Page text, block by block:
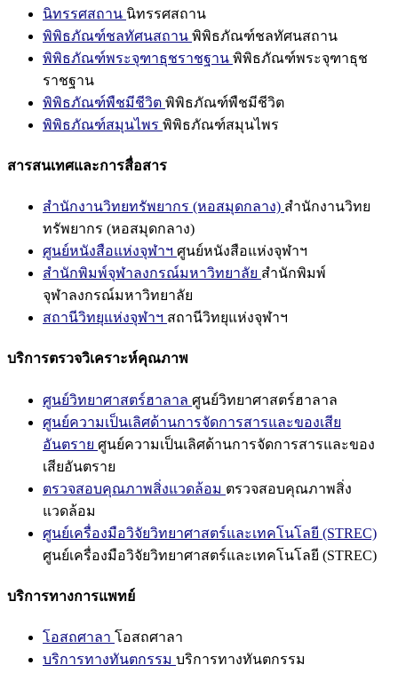
นิทรรศสถาน นิทรรศสถาน
พิพิธภัณฑ์ชลทัศนสถาน พิพิธภัณฑ์ชลทัศนสถาน
พิพิธภัณฑ์พระจุฑาธุชราชฐาน พิพิธภัณฑ์พระจุฑาธุช
ราชฐาน
พิพิธภัณฑ์พืชมีชีวิต พิพิธภัณฑ์พืชมีชีวิต
พิพิธภัณฑ์สมุนไพร พิพิธภัณฑ์สมุนไพร
สารสนเทศและการสื่อสาร
สำนักงานวิทยทรัพยากร (หอสมุดกลาง) สำนักงานวิทย
ทรัพยากร (หอสมุดกลาง)
ศูนย์หนังสือแห่งจุฬาฯ ศูนย์หนังสือแห่งจุฬาฯ
สำนักพิมพ์จุฬาลงกรณ์มหาวิทยาลัย สำนักพิมพ์
จุฬาลงกรณ์มหาวิทยาลัย
สถานีวิทยุแห่งจุฬาฯ สถานีวิทยุแห่งจุฬาฯ
บริการตรวจวิเคราะห์คุณภาพ
ศูนย์วิทยาศาสตร์ฮาลาล ศูนย์วิทยาศาสตร์ฮาลาล
ศูนย์ความเป็นเลิศด้านการจัดการสารและของเสีย
อันตราย ศูนย์ความเป็นเลิศด้านการจัดการสารและของ
เสียอันตราย
ตรวจสอบคุณภาพสิ่งแวดล้อม ตรวจสอบคุณภาพสิ่ง
แวดล้อม
ศูนย์เครื่องมือวิจัยวิทยาศาสตร์และเทคโนโลยี (STREC)
ศูนย์เครื่องมือวิจัยวิทยาศาสตร์และเทคโนโลยี (STREC)
บริการทางการแพทย์
โอสถศาลา โอสถศาลา
บริการทางทันตกรรม บริการทางทันตกรรม